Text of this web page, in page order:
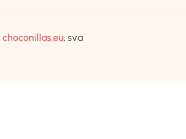
choconillas.eu, sva